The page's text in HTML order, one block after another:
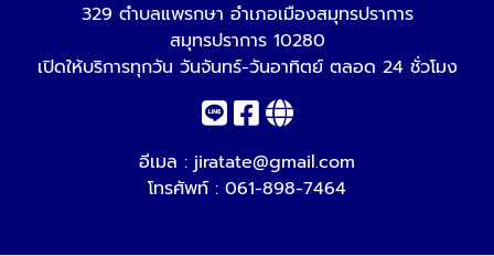
329 ตำบลแพรกษา อำเภอเมืองสมุทรปราการ
สมุทรปราการ 10280
เปิดให้บริการทุกวัน วันจันทร์-วันอาทิตย์ ตลอด 24 ชั่วโมง
อีเมล : jiratate@gmail.com
โทรศัพท์ : 061-898-7464